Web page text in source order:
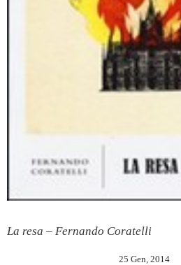
La resa – Fernando Coratelli
25 Gen, 2014